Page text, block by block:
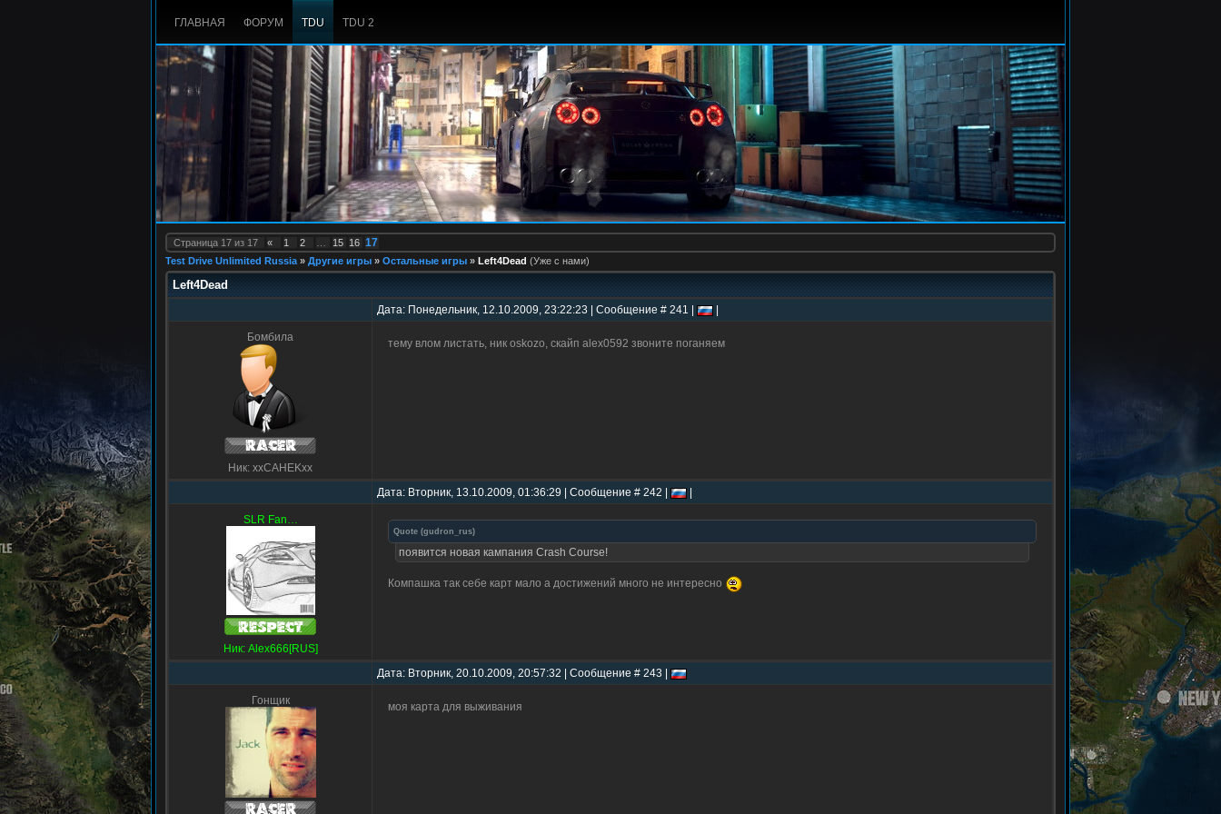
ГЛАВНАЯ ФОРУМ TDU TDU 2
Страница 17 из 17 « 1 2 15 16 17
Test Drive Unlimited Russia » Другие игры » Остальные игры » Left4Dead (Уже с нами)
Left4Dead
Дата: Понедельник, 12.10.2009, 23:22:23 | Сообщение # 241 |
Бомбила
Ник: xxCAHEKxx
тему влом листать, ник oskozo, скайп alex0592 звоните поганяем
Дата: Вторник, 13.10.2009, 01:36:29 | Сообщение # 242 |
SLR Fan…
Ник: Alex666[RUS]
Quote (gudron_rus)
появится новая кампания Crash Course!
Компашка так себе карт мало а достижений много не интересно
Дата: Вторник, 20.10.2009, 20:57:32 | Сообщение # 243 |
Гонщик моя карта для выживания